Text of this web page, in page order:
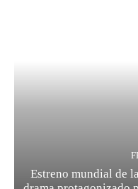
Estreno mundial de